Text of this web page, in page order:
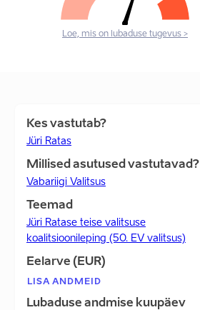
Loe, mis on lubaduse tugevus >
Kes vastutab?
Jüri Ratas
Millised asutused vastutavad?
Vabariigi Valitsus
Teemad
Jüri Ratase teise valitsuse
koalitsioonileping (50. EV valitsus)
Eelarve (EUR)
LISA ANDMEID
Lubaduse andmise kuupäev